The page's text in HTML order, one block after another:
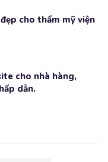
cho thẩm mỹ viện
cho nhà hàng,
dẫn.